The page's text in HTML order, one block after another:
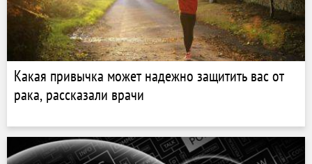
Какая привычка может надежно защитить вас от
рака, рассказали врачи